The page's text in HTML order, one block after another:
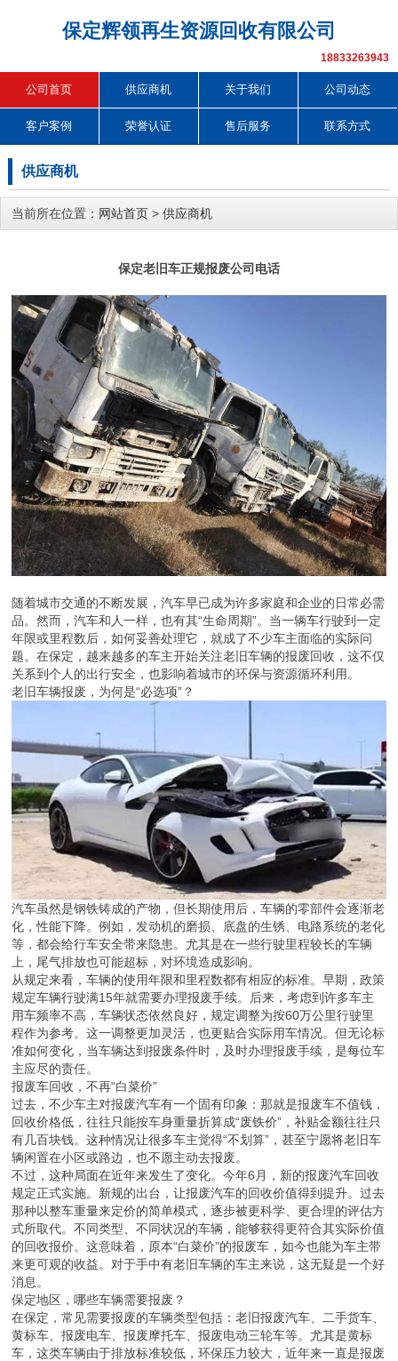
保定辉领再生资源回收有限公司
18833263943
公司首页 供应商机 关于我们 公司动态
客户案例 荣誉认证 售后服务 联系方式
供应商机
当前所在位置： 网站首页 > 供应商机
保定老旧车正规报废公司电话
随着城市交通的不断发展，汽车早已成为许多家庭和企业的日常必需
品。然而，汽车和人一样，也有其“生命周期”。当一辆车行驶到一定
年限或里程数后，如何妥善处理它，就成了不少车主面临的实际问
题。在保定，越来越多的车主开始关注老旧车辆的报废回收，这不仅
关系到个人的出行安全，也影响着城市的环保与资源循环利用。
老旧车辆报废，为何是“必选项”？
汽车虽然是钢铁铸成的产物，但长期使用后，车辆的零部件会逐渐老
化，性能下降。例如，发动机的磨损、底盘的生锈、电路系统的老化
等，都会给行车安全带来隐患。尤其是在一些行驶里程较长的车辆
上，尾气排放也可能超标，对环境造成影响。
从规定来看，车辆的使用年限和里程数都有相应的标准。早期，政策
规定车辆行驶满15年就需要办理报废手续。后来，考虑到许多车主
用车频率不高，车辆状态依然良好，规定调整为按60万公里行驶里
程作为参考。这一调整更加灵活，也更贴合实际用车情况。但无论标
准如何变化，当车辆达到报废条件时，及时办理报废手续，是每位车
主应尽的责任。
报废车回收，不再“白菜价”
过去，不少车主对报废汽车有一个固有印象：那就是报废车不值钱，
回收价格低，往往只能按车身重量折算成“废铁价”，补贴金额往往只
有几百块钱。这种情况让很多车主觉得“不划算”，甚至宁愿将老旧车
辆闲置在小区或路边，也不愿主动去报废。
不过，这种局面在近年来发生了变化。今年6月，新的报废汽车回收
规定正式实施。新规的出台，让报废汽车的回收价值得到提升。过去
那种以整车重量来定价的简单模式，逐步被更科学、更合理的评估方
式所取代。不同类型、不同状况的车辆，能够获得更符合其实际价值
的回收报价。这意味着，原本“白菜价”的报废车，如今也能为车主带
来更可观的收益。对于手中有老旧车辆的车主来说，这无疑是一个好
消息。
保定地区，哪些车辆需要报废？
在保定，常见需要报废的车辆类型包括：老旧报废汽车、二手货车、
黄标车、报废电车、报废摩托车、报废电动三轮车等。尤其是黄标
车，这类车辆由于排放标准较低，环保压力较大，近年来一直是报废